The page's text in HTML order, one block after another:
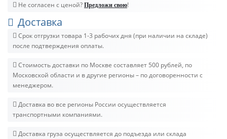
Не согласен с ценой? Предложи свою!
Доставка
Срок отгрузки товара 1-3 рабочих дня (при наличии на складе)
после подтверждения оплаты.
Стоимость доставки по Москве составляет 500 рублей, по
Московской области и в другие регионы – по договоренности с
менеджером.
Доставка во все регионы России осуществляется
транспортными компаниями.
Доставка груза осуществляется до подъезда или склада